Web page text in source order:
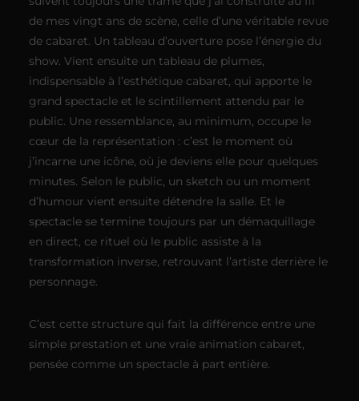
de mes vingt ans de scène, celle d’une véritable revue
de cabaret. Un tableau d’ouverture pose l’énergie du
show. Vient ensuite un tableau de plumes,
indispensable à l’esthétique cabaret, qui apporte le
grand spectacle et le scintillement attendu par le
public. Une ressemblance, au minimum, occupe le
cœur de la représentation : c’est le moment où
j’incarne une icône, où je deviens elle pour quelques
minutes. Selon le public, un sketch ou un moment
d’humour vient ensuite détendre la salle. Et le
spectacle se termine toujours par un démaquillage
en direct, ce rituel où le public assiste à la
transformation inverse, retrouvant l’artiste derrière le
personnage.
C’est cette structure qui fait la différence entre une
simple prestation et une vraie animation cabaret,
pensée comme un spectacle à part entière.